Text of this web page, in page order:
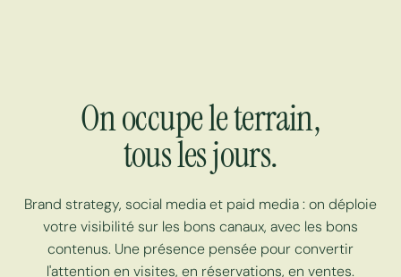
On occupe le terrain,
tous les jours.
Brand strategy, social media et paid media : on déploie
votre visibilité sur les bons canaux, avec les bons
contenus. Une présence pensée pour convertir
l'attention en visites, en réservations, en ventes.